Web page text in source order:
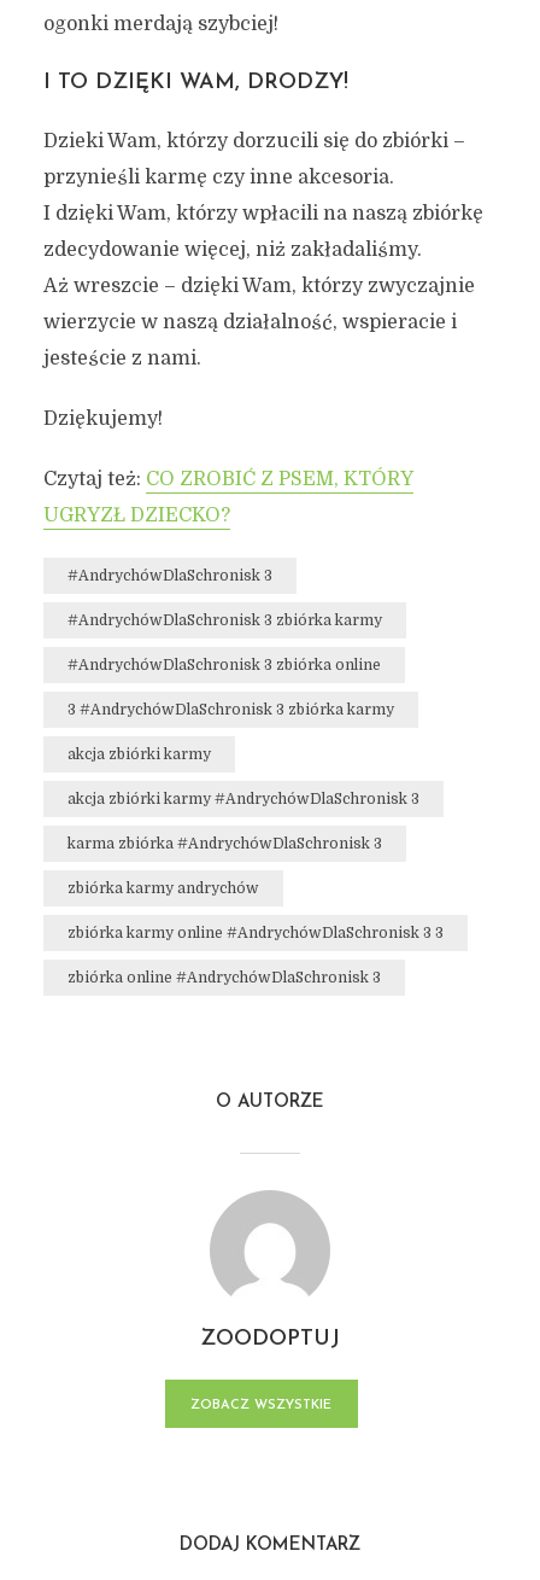
ogonki merdają szybciej!
I TO DZIĘKI WAM, DRODZY!
Dzieki Wam, którzy dorzucili się do zbiórki –
przynieśli karmę czy inne akcesoria.
I dzięki Wam, którzy wpłacili na naszą zbiórkę
zdecydowanie więcej, niż zakładaliśmy.
Aż wreszcie – dzięki Wam, którzy zwyczajnie
wierzycie w naszą działalność, wspieracie i
jesteście z nami.
Dziękujemy!
Czytaj też: CO ZROBIĆ Z PSEM, KTÓRY
UGRYZŁ DZIECKO?
#AndrychówDlaSchronisk 3
#AndrychówDlaSchronisk 3 zbiórka karmy
#AndrychówDlaSchronisk 3 zbiórka online
3 #AndrychówDlaSchronisk 3 zbiórka karmy
akcja zbiórki karmy
akcja zbiórki karmy #AndrychówDlaSchronisk 3
karma zbiórka #AndrychówDlaSchronisk 3
zbiórka karmy andrychów
zbiórka karmy online #AndrychówDlaSchronisk 3 3
zbiórka online #AndrychówDlaSchronisk 3
O AUTORZE
ZOODOPTUJ
ZOBACZ WSZYSTKIE
DODAJ KOMENTARZ